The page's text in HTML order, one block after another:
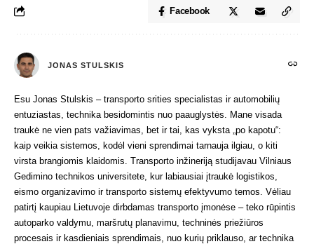
Facebook
JONAS STULSKIS
Esu Jonas Stulskis – transporto srities specialistas ir automobilių
entuziastas, technika besidomintis nuo paauglystės. Mane visada
traukė ne vien pats važiavimas, bet ir tai, kas vyksta „po kapotu“:
kaip veikia sistemos, kodėl vieni sprendimai tarnauja ilgiau, o kiti
virsta brangiomis klaidomis. Transporto inžineriją studijavau Vilniaus
Gedimino technikos universitete, kur labiausiai įtraukė logistikos,
eismo organizavimo ir transporto sistemų efektyvumo temos. Vėliau
patirtį kaupiau Lietuvoje dirbdamas transporto įmonėse – teko rūpintis
autoparko valdymu, maršrutų planavimu, techninės priežiūros
procesais ir kasdieniais sprendimais, nuo kurių priklauso, ar technika